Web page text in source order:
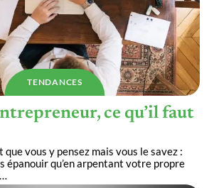
TENDANCES
ce qu’il faut
vous y pensez mais vous le savez :
épanouir qu’en arpentant votre propre
…